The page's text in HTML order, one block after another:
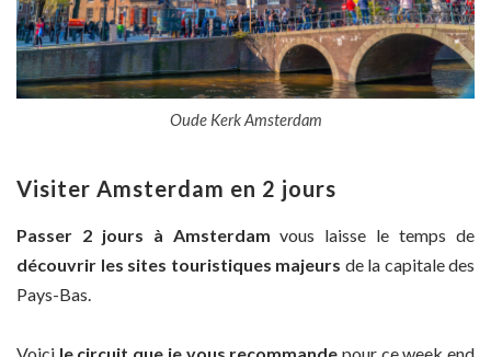
Oude Kerk Amsterdam
Visiter Amsterdam en 2 jours
Passer 2 jours à Amsterdam vous laisse le temps de
découvrir les sites touristiques majeurs de la capitale des
Pays-Bas.